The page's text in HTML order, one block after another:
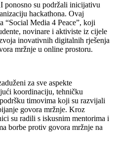
ponosno su podržali inicijativu
hackathona. Ovaj
“Social Media 4 Peace”, koji
novinare i aktiviste iz cijele
inovativnih digitalnih rješenja
mržnje u online prostoru.
za sve aspekte
koordinaciju, tehničku
timovima koji su razvijali
govora mržnje. Kroz
su radili s iskusnim mentorima i
borbe protiv govora mržnje na